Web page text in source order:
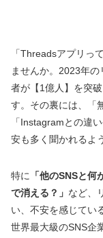
「Threadsアプリっ
ませんか。2023年
者が【1億人】を突
す。その裏には、「
「Instagramとの違
安も多く聞かれるよ
特に
「他のSNSと
で消える？」 など、
い、不安を感じてい
世界最大級のSNS企